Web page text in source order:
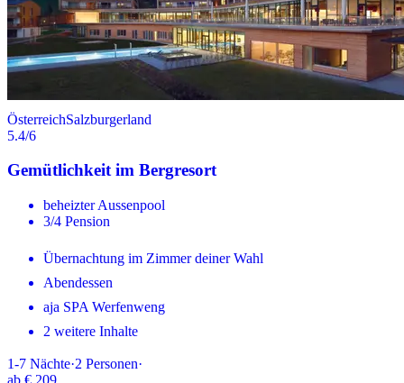
ÖsterreichSalzburgerland
5.4/6
Gemütlichkeit im Bergresort
beheizter Aussenpool
3/4 Pension
Übernachtung im Zimmer deiner Wahl
Abendessen
aja SPA Werfenweng
2 weitere Inhalte
1-7 Nächte·2 Personen·